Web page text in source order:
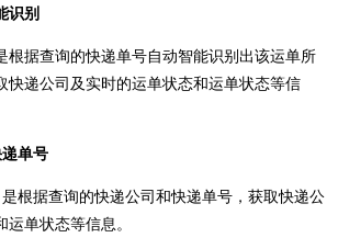
识别
根据查询的快递单号自动智能识别出该运单所
快递公司及实时的运单状态和运单状态等信
单号
根据查询的快递公司和快递单号，获取快递公
单状态等信息。